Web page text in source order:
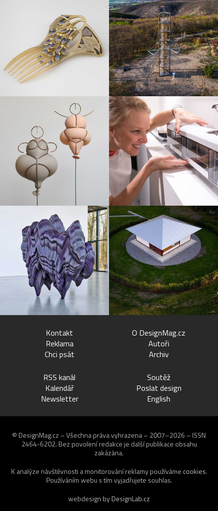
Kontakt
Reklama
Chci psát
O DesignMag.cz
Autoři
Archiv
RSS kanál
Kalendář
Newsletter
Soutěž
Poslat design
English
© DesignMag.cz – Všechna práva vyhrazena – 2007–2026 – ISSN
2464-6202. Bez povolení redakce je další publikace obsahu
zakázána.
K analýze návštěvnosti a monitorování reklamy používáme cookies.
Používáním webu s tím vyjadřujete souhlas.
webdesign byDesignLab.cz